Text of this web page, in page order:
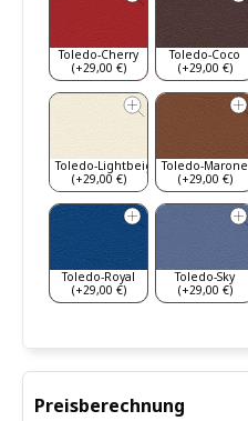
Toledo-Cherry
(+29,00 €)
Toledo-Coco
(+29,00 €)
Toledo-Lightbeige
(+29,00 €)
Toledo-Marone
(+29,00 €)
Toledo-Royal
(+29,00 €)
Toledo-Sky
(+29,00 €)
Preisberechnung